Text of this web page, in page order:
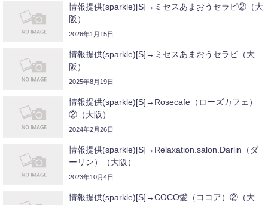
情報提供(sparkle)[S]→ミセスあまおうセラピ②（大
阪）
2026年1月15日
情報提供(sparkle)[S]→ミセスあまおうセラピ（大
阪）
2025年8月19日
情報提供(sparkle)[S]→Rosecafe（ローズカフェ）
②（大阪）
2024年2月26日
情報提供(sparkle)[S]→Relaxation.salon.Darlin（ダ
ーリン）（大阪）
2023年10月4日
情報提供(sparkle)[S]→COCO愛（ココア）②（大